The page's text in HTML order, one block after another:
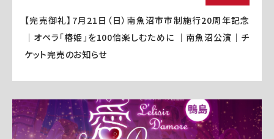
【完売御礼】7月21日（日）南魚沼市市制施行20周年記念
｜オペラ「椿姫」を100倍楽しむために ｜南魚沼公演｜チ
ケット完売のお知らせ